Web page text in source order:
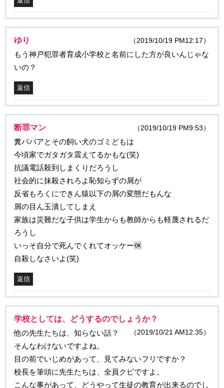
ゆり （2019/10/19 PM12:17）
もう神戸犯罪者育成小学校と名前にした方が良いんじゃな
いの？
返信
断罪マン （2019/10/19 PM9:53）
糞ババアとその飼い犬のゴミどもは
今頃家でガタガタ震えてるかもな(笑)
抗議電話殺到しまくりだろうし
社会的に抹殺されろよ恥知らずの屑が
反省もろくにできん猿以下の屑の変態だもんな
屑の目ん玉潰してしまえ
家族は災難だな子供は学生からも教師からも軽蔑されるだ
ろうし
いっそ自分で死んでくれてオッケー🆗
自殺しなさいよ(笑)
返信
学校としては、どうするのでしょうか？
（2019/10/21 AM12:35）
他の先生たちは、知らない話？
そんなわけないですよね。
目の前でいじめがあって、見てみないフリですか？
校長を筆頭に先生たちは、全員クビですよ。
こんな事があって、どうやって生徒の教育が出来るのでし